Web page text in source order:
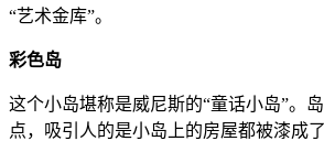
“艺术金库”。
彩色岛
这个小岛堪称是威尼斯的“童话小岛”。
点，吸引人的是小岛上的房屋都被漆成